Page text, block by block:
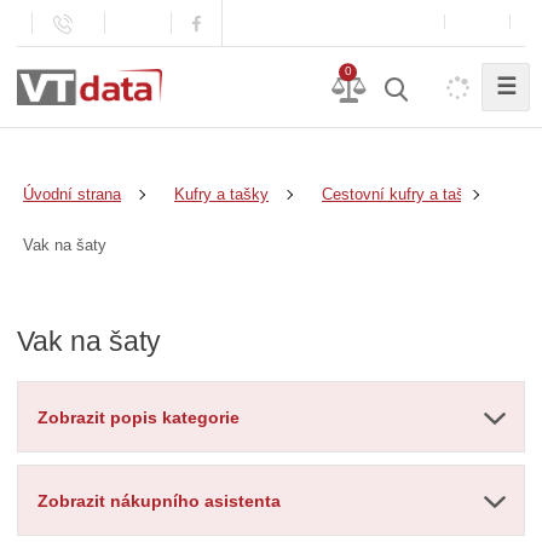
0
☰
Úvodní strana Kufry a tašky Cestovní kufry a tašky
Vak na šaty
Vak na šaty
Zobrazit popis kategorie
Zobrazit nákupního asistenta